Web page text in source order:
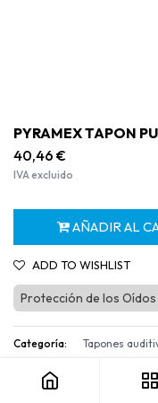
PYRAMEX TAPON
40,46 €
IVA excluido
AÑADIR AL
ADD TO WISHLIST
Protección de los
Categoría: Tapones
Términos y condiciones
Garantía de devolución